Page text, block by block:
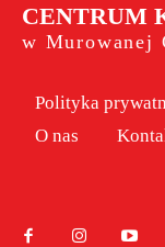
CENTRUM
w Murowanej
Polityka
O nas